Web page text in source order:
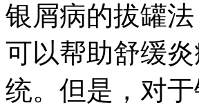
银屑病的拔罐
可以帮助舒缓
统。但是，对